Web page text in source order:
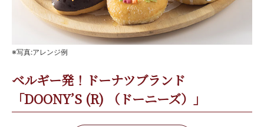
ベルギー発！ドーナツブランド
「DOONY’S (R) （ドーニーズ）」
※写真:アレンジ例